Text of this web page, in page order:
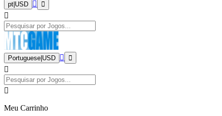
pt USD
Portuguese USD
Meu Carrinho